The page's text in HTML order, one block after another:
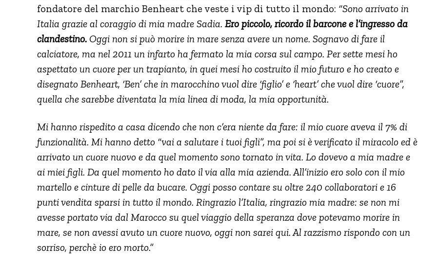
fondatore del marchio Benheart che veste i vip di tutto il mondo: “Sono arrivato in
Italia grazie al coraggio di mia madre Sadia. Ero piccolo, ricordo il barcone e l’ingresso da
clandestino. Oggi non si può morire in mare senza avere un nome. Sognavo di fare il
calciatore, ma nel 2011 un infarto ha fermato la mia corsa sul campo. Per sette mesi ho
aspettato un cuore per un trapianto, in quei mesi ho costruito il mio futuro e ho creato e
disegnato Benheart, ‘Ben’ che in marocchino vuol dire ‘figlio’ e ‘heart’ che vuol dire ‘cuore”,
quella che sarebbe diventata la mia linea di moda, la mia opportunità.
Mi hanno rispedito a casa dicendo che non c’era niente da fare: il mio cuore aveva il 7% di
funzionalità. Mi hanno detto “vai a salutare i tuoi figli”, ma poi si è verificato il miracolo ed è
arrivato un cuore nuovo e da quel momento sono tornato in vita. Lo dovevo a mia madre e
ai miei figli. Da quel momento ho dato il via alla mia azienda. All’inizio ero solo con il mio
martello e cinture di pelle da bucare. Oggi posso contare su oltre 240 collaboratori e 16
punti vendita sparsi in tutto il mondo. Ringrazio l’Italia, ringrazio mia madre: se non mi
avesse portato via dal Marocco su quel viaggio della speranza dove potevamo morire in
mare, se non avessi avuto un cuore nuovo, oggi non sarei qui. Al razzismo rispondo con un
sorriso, perchè io ero morto.”